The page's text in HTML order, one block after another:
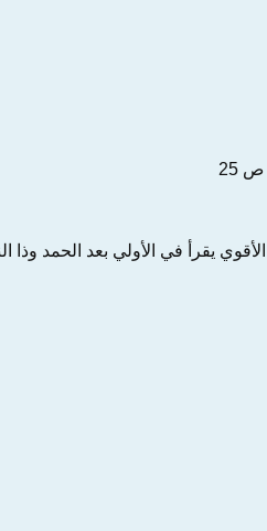
‌في‌ الأولي‌ ‌بعد‌ الحمد وذا